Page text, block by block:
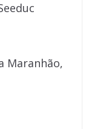
Maranhão,